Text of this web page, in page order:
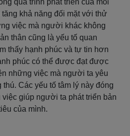
quá trình phát triển của mỗi
khả năng đối mặt với thử
việc mà người khác không
thân cũng là yếu tố quan
thấy hạnh phúc và tự tin hơn
phúc có thể được đạt được
những việc mà người ta yêu
Các yếu tố tâm lý này đóng
việc giúp người ta phát triển bản
của mình.